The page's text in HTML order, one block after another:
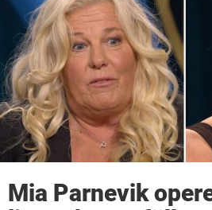
Mia Parnevik